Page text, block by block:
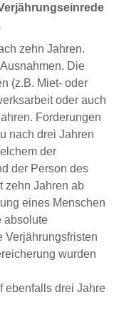
zehn Jahren.
Die
(z.B. Miet- oder
oder auch
Forderungen
nach drei Jahren
der
der Person des
zehn Jahren ab
eines Menschen
absolute
Verjährungsfristen
wurden
ebenfalls drei Jahre